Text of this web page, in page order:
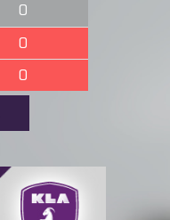
0
0
0